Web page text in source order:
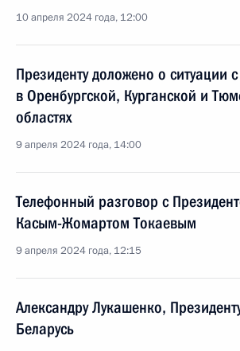
10 апреля 2024 года, 12:00
Президенту доложено о ситуации
в Оренбургской, Курганской и
областях
9 апреля 2024 года, 14:00
Телефонный разговор с
Касым-Жомартом Токаевым
9 апреля 2024 года, 12:15
Александру Лукашенко,
Беларусь